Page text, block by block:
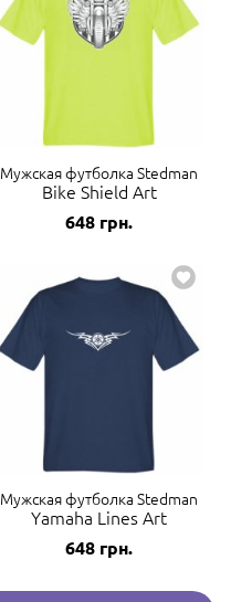
Мужская футболка Stedman
Bike Shield Art
648 грн.
Мужская футболка Stedman
Yamaha Lines Art
648 грн.